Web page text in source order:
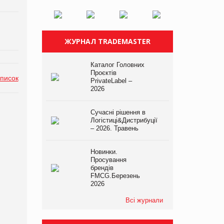
ЖУРНАЛ TRADEMASTER
Каталог Головних
Проєктів
PrivateLabel –
2026
Сучасні рішення в
Логістиці&Дистрибуції
– 2026. Травень
Новинки.
Просування
брендів
FMCG.Березень
2026
Всі журнали